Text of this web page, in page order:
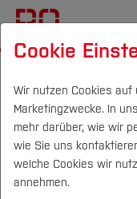
Campus
Pflege-,
wissenschaften
Studierende
Cookie
Wir nutzen Cookies
Marketingzwecke. In
mehr darüber, wie wir
wie Sie uns
welche Cookies wir
annehmen.